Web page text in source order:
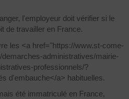
l'employeur doit vérifier si le
de travailler en France.
les <a href="https://www.st-come-
administratives/mairie-
professionnels/?
d'embauche</a> habituelles.
été immatriculé en France,